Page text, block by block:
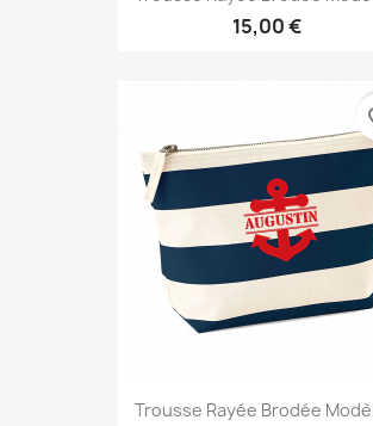
15,00 €
Trousse Rayée Brodée